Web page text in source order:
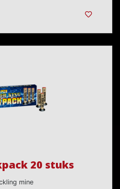
20 stuks
mine